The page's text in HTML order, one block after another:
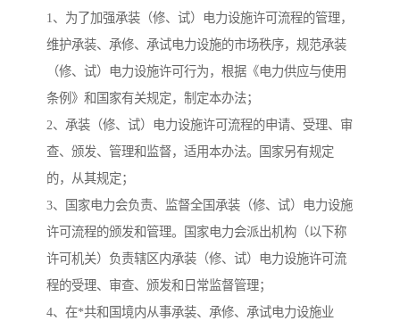
1、为了加强承装（修、试）电力设施许可流程的管理，
维护承装、承修、承试电力设施的市场秩序，规范承装
（修、试）电力设施许可行为，根据《电力供应与使用
条例》和国家有关规定，制定本办法；
2、承装（修、试）电力设施许可流程的申请、受理、审
查、颁发、管理和监督，适用本办法。国家另有规定
的，从其规定；
3、国家电力会负责、监督全国承装（修、试）电力设施
许可流程的颁发和管理。国家电力会派出机构（以下称
许可机关）负责辖区内承装（修、试）电力设施许可流
程的受理、审查、颁发和日常监督管理；
4、在*共和国境内从事承装、承修、承试电力设施业